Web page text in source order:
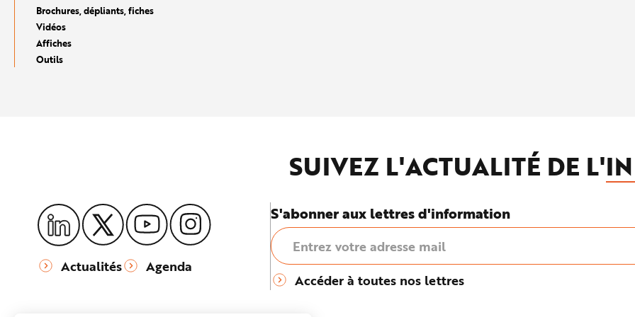
Brochures, dépliants, fiches
Vidéos
Affiches
Outils
SUIVEZ L'ACTUALITÉ DE L'
Actualités Agenda
S'abonner aux lettres d'information
Accéder à toutes nos lettres